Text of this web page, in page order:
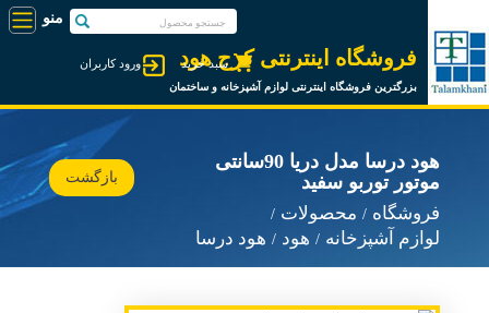
فروشگاه اینترنتی کرج هود
بزرگترین فروشگاه اینترنتی لوازم آشپزخانه و ساختمان
ورود کاربران سبد خرید
هود درسا مدل دریا 90سانتی
موتور توربو سفید
فروشگاه
محصولات
لوازم آشپزخانه
هود هود درسا
بازگشت